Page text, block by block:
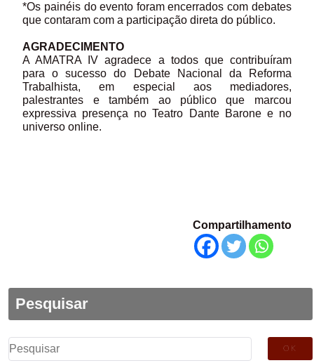
*Os painéis do evento foram encerrados com debates
que contaram com a participação direta do público.
AGRADECIMENTO
A AMATRA IV agradece a todos que contribuíram
para o sucesso do Debate Nacional da Reforma
Trabalhista, em especial aos mediadores,
palestrantes e também ao público que marcou
expressiva presença no Teatro Dante Barone e no
universo online.
Compartilhamento
Pesquisar
Pesquisar
por: